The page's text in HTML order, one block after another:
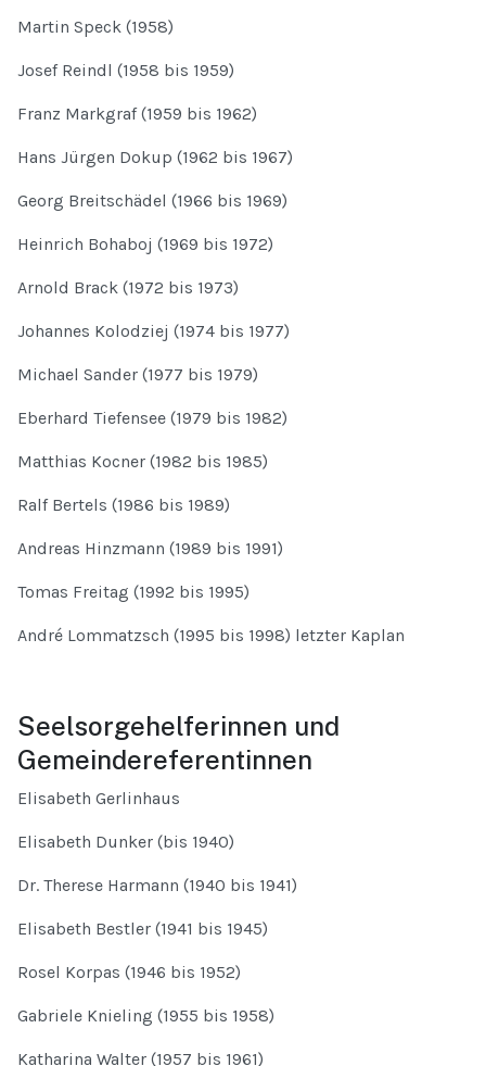
Martin Speck (1958)
Josef Reindl (1958 bis 1959)
Franz Markgraf (1959 bis 1962)
Hans Jürgen Dokup (1962 bis 1967)
Georg Breitschädel (1966 bis 1969)
Heinrich Bohaboj (1969 bis 1972)
Arnold Brack (1972 bis 1973)
Johannes Kolodziej (1974 bis 1977)
Michael Sander (1977 bis 1979)
Eberhard Tiefensee (1979 bis 1982)
Matthias Kocner (1982 bis 1985)
Ralf Bertels (1986 bis 1989)
Andreas Hinzmann (1989 bis 1991)
Tomas Freitag (1992 bis 1995)
André Lommatzsch (1995 bis 1998) letzter Kaplan
Seelsorgehelferinnen und
Gemeindereferentinnen
Elisabeth Gerlinhaus
Elisabeth Dunker (bis 1940)
Dr. Therese Harmann (1940 bis 1941)
Elisabeth Bestler (1941 bis 1945)
Rosel Korpas (1946 bis 1952)
Gabriele Knieling (1955 bis 1958)
Katharina Walter (1957 bis 1961)